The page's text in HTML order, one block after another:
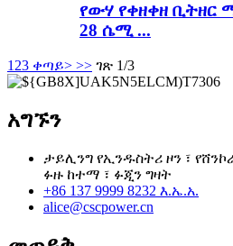
የውሃ የቀዘቀዘ ቢትዘር
28 ሴሚ ...
1 23 ቀጣይ> >> ገጽ 1/3
አግኙን
ታይሊንግ የኢንዱስትሪ ዞን ፣
ፉዙ ከተማ ፣ ፉጂን ግዛት
+86 137 9999 8232 እ.ኤ.አ.
alice@cscpower.cn